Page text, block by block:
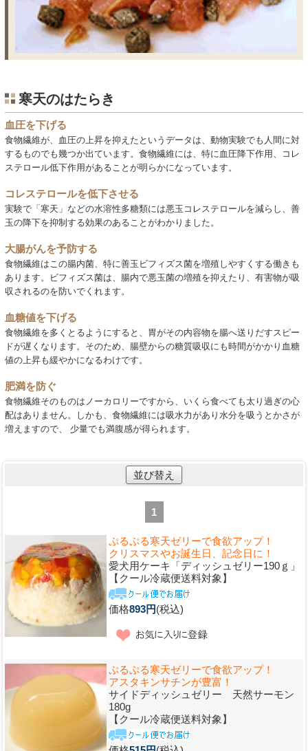
寒天のはたらき
血圧を下げる
食物繊維が、血圧の上昇を抑えたというデータは、動物実験でも人間に対
するものでも幾つか出ています。食物繊維には、特に血圧降下作用、コレ
ステロール低下作用があることが明らかになっています。
コレステロールを低下させる
実験で「寒天」などの水溶性多糖類には悪玉コレステロールを減らし、善
玉の降下を抑制する効果のあることがわかりました。
大腸がんを予防する
食物繊維はこの腸内菌、特に善玉ビフィズス菌を増殖しやすくする働きも
あります。ビフィズス菌は、腸内で悪玉菌の増殖を抑えたり、有害物が吸
収されるのを防いでくれます。
血糖値を下げる
食物繊維を多くとるようにすると、胃がその内容物を腸へ送りだすスピー
ドが遅くなります。そのため、腸壁からの糖質吸収にも時間がかかり血糖
値の上昇も緩やかになるわけです。
肥満を防ぐ
食物繊維そのものはノーカロリーですから、いくら食べても太り過ぎの心
配はありません。しかも、食物繊維には吸水力があり水分を吸うとかさが
増えますので、 少量でも満腹感が得られます。
並び替え
1
ぷるぷる寒天ゼリーで食欲アップ！
クリスマスやお誕生日、記念日に！
愛犬用ケーキ「ディッシュゼリー190ｇ」
【クール冷蔵便送料対象】
価格893円(税込)
ぷるぷる寒天ゼリーで食欲アップ！
アスタキンサチンが豊富！
サイドディッシュゼリー 天然サーモン
180g
【クール冷蔵便送料対象】